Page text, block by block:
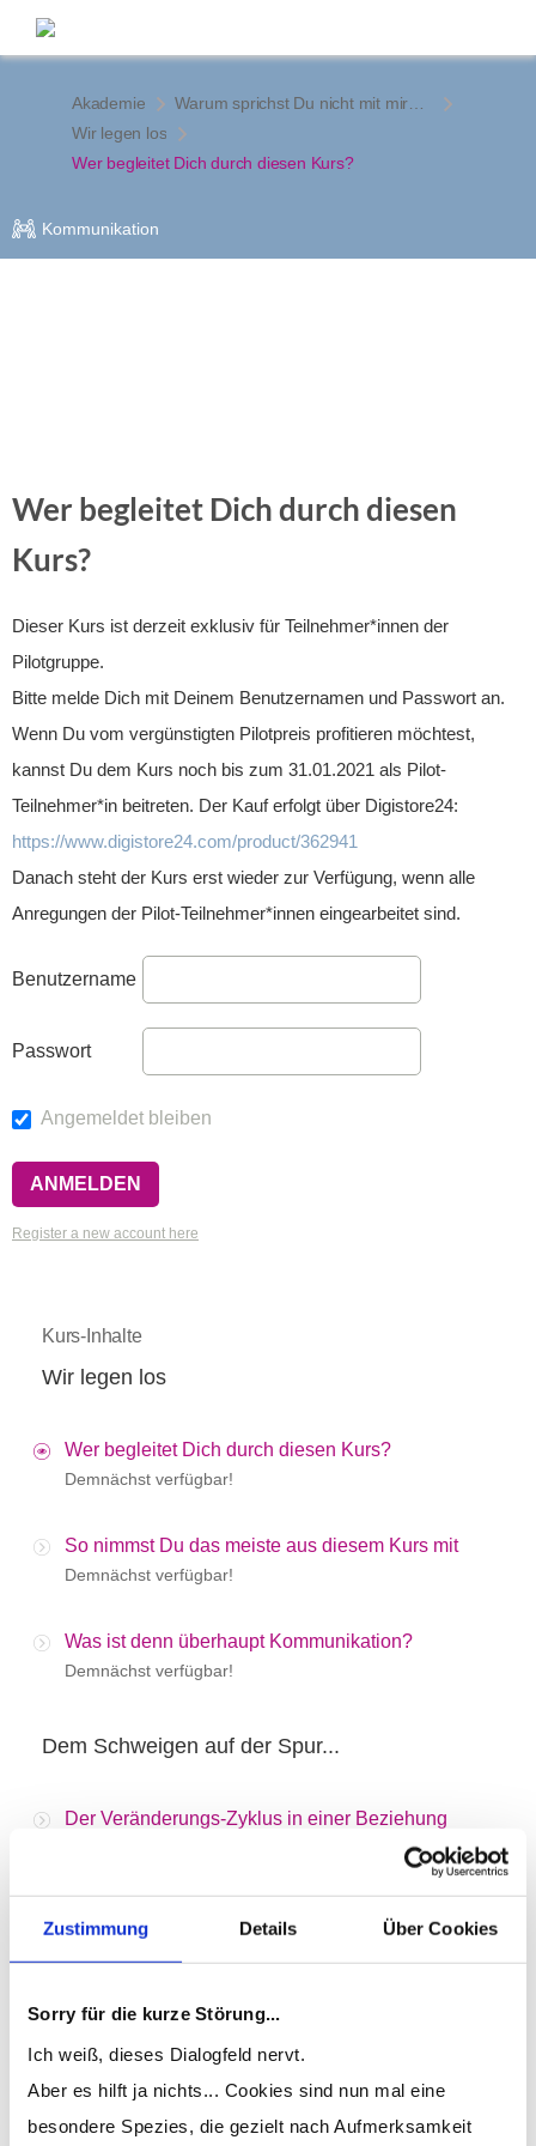
Zustimmung Details Über Cookies
Sorry für die kurze Störung...
Ich weiß, dieses Dialogfeld nervt.
Aber es hilft ja nichts... Cookies sind nun mal eine
besondere Spezies, die gezielt nach Aufmerksamkeit
Akademie
Wir legen los
Wer begleitet Dich durch diesen Kurs?
Kommunikation
Wer begleitet Dich durch diesen
Kurs?
Dieser Kurs ist derzeit exklusiv für Teilnehmer*innen der
Pilotgruppe.
Bitte melde Dich mit Deinem Benutzernamen und Passwort an.
Wenn Du vom vergünstigten Pilotpreis profitieren möchtest,
kannst Du dem Kurs noch bis zum 31.01.2021 als Pilot-
Teilnehmer*in beitreten. Der Kauf erfolgt über Digistore24:
https://www.digistore24.com/product/362941
Danach steht der Kurs erst wieder zur Verfügung, wenn alle
Anregungen der Pilot-Teilnehmer*innen eingearbeitet sind.
Benutzername
Passwort
Angemeldet bleiben
Register a new account here
Kurs-Inhalte
Wir legen los
Wer begleitet Dich durch diesen Kurs?
Demnächst verfügbar!
So nimmst Du das meiste aus diesem Kurs mit
Demnächst verfügbar!
Was ist denn überhaupt Kommunikation?
Demnächst verfügbar!
Dem Schweigen auf der Spur...
Der Veränderungs-Zyklus in einer Beziehung
Demnächst verfügbar!
Das Kopfkino entlarven
Wer stört denn hier?
Demnächst verfügbar!